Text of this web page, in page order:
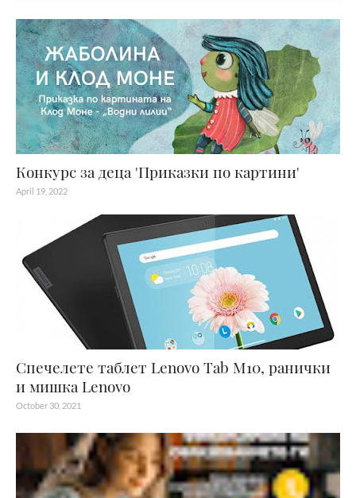
Конкурс за деца 'Приказки по картини'
April 19, 2022
Спечелете таблет Lenovo Tab M10, ранички
и мишка Lenovo
October 30, 2021